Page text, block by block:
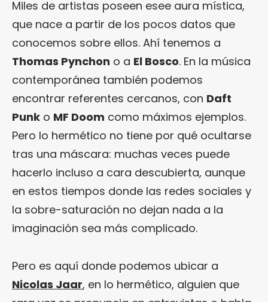
Miles de artistas poseen esee aura mística,
que nace a partir de los pocos datos que
conocemos sobre ellos. Ahí tenemos a
Thomas Pynchon o a El Bosco. En la música
contemporánea también podemos
encontrar referentes cercanos, con Daft
Punk o MF Doom como máximos ejemplos.
Pero lo hermético no tiene por qué ocultarse
tras una máscara: muchas veces puede
hacerlo incluso a cara descubierta, aunque
en estos tiempos donde las redes sociales y
la sobre-saturación no dejan nada a la
imaginación sea más complicado.
Pero es aquí donde podemos ubicar a
Nicolas Jaar, en lo hermético, alguien que